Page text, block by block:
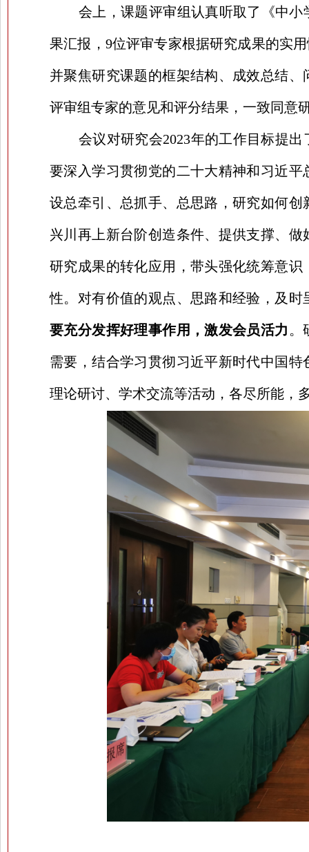
会上，课题评审组认真听取了《中
果汇报，9位评审专家根据研究成果的实
并聚焦研究课题的框架结构、成效总结
评审组专家的意见和评分结果，一致同意
会议对研究会2023年的工作目标提
要深入学习贯彻党的二十大精神和习近平
设总牵引、总抓手、总思路，研究如何
兴川再上新台阶创造条件、提供支撑、做
研究成果的转化应用，带头强化统筹意
性。对有价值的观点、思路和经验，及
要充分发挥好理事作用，激发会员活力 。
需要，结合学习贯彻习近平新时代中国
理论研讨、学术交流等活动，各尽所能，